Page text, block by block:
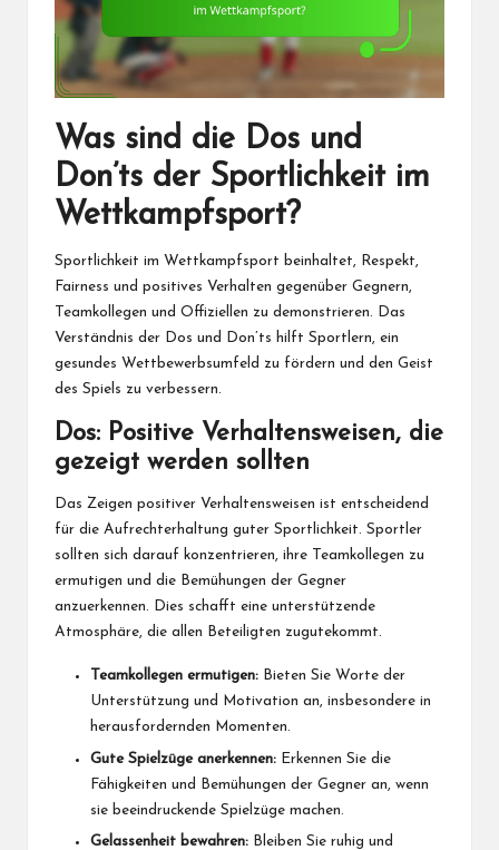
Was sind die Dos und
Don’ts der Sportlichkeit im
Wettkampfsport?
Sportlichkeit im Wettkampfsport beinhaltet, Respekt,
Fairness und positives Verhalten gegenüber Gegnern,
Teamkollegen und Offiziellen zu demonstrieren. Das
Verständnis der Dos und Don’ts hilft Sportlern, ein
gesundes Wettbewerbsumfeld zu fördern und den Geist
des Spiels zu verbessern.
Dos: Positive Verhaltensweisen, die
gezeigt werden sollten
Das Zeigen positiver Verhaltensweisen ist entscheidend
für die Aufrechterhaltung guter Sportlichkeit. Sportler
sollten sich darauf konzentrieren, ihre Teamkollegen zu
ermutigen und die Bemühungen der Gegner
anzuerkennen. Dies schafft eine unterstützende
Atmosphäre, die allen Beteiligten zugutekommt.
Teamkollegen ermutigen: Bieten Sie Worte der
Unterstützung und Motivation an, insbesondere in
herausfordernden Momenten.
Gute Spielzüge anerkennen: Erkennen Sie die
Fähigkeiten und Bemühungen der Gegner an, wenn
sie beeindruckende Spielzüge machen.
Gelassenheit bewahren: Bleiben Sie ruhig und